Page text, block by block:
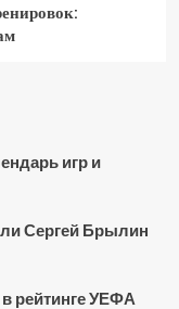
игр и
Сергей Брылин
рейтинге УЕФА